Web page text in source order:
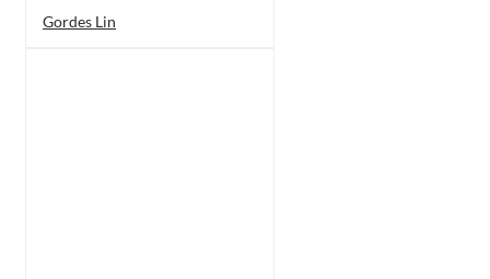
Gordes Lin